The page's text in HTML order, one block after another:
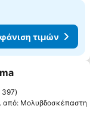
τιμών
αγαπημένα
397
από: Μολυβδοσκέπαστη